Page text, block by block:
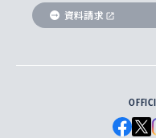
Futures） – 持
総合人間科学研
経済学研究科
アメリカ・カナ
メディア・ジ
企業の採用ご担
学費・奨学金
学部入学前に
ダイバーシティ
上智大学のネット
父母・保証人
上智大学の出版
上智大学大学
上智大学のビジ
資料請求